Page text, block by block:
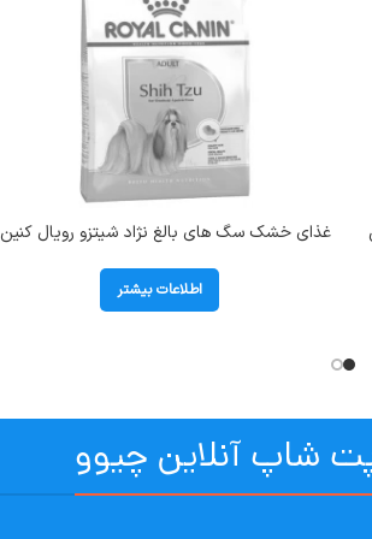
غذای خشک سگ های بالغ نژاد شیتزو رویال
اطلاعات بیشتر
شاپ آنلاین چیوو